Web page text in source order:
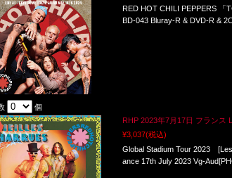
RED HOT CHILI PEPPERS 「
BD-043 Bluray-R & DVD-R &
個
RHP 2023年7月17日 フランス
¥3,037(税込)
Global Stadium Tour 2023
ance 17th July 2023 Vg-